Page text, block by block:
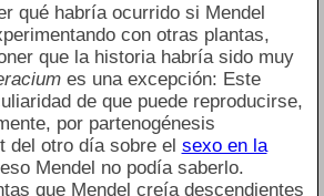
qué habría ocurrido si Mendel
con otras plantas,
que la historia habría sido muy
es una excepción: Este
de que puede reproducirse,
por partenogénesis
del otro día sobre el sexo en la
Mendel no podía saberlo.
que Mendel creía descendientes